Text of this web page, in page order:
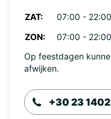
ZAT:
07:00 - 22:00
ZON:
07:00 - 22:00
Op feestdagen
afwijken.
+30 23